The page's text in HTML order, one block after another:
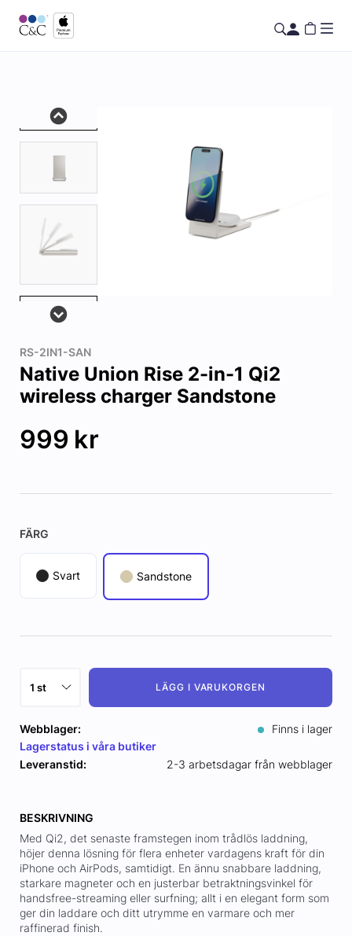
RS-2IN1-SAN
Native Union Rise 2-in-1 Qi2
wireless charger Sandstone
999 kr
FÄRG
Svart Sandstone
LÄGG I VARUKORGEN
Webblager:
Finns i lager
Lagerstatus i våra butiker
Leveranstid:
2-3 arbetsdagar från webblager
BESKRIVNING
Med Qi2, det senaste framstegen inom trådlös laddning,
höjer denna lösning för flera enheter vardagens kraft för din
iPhone och AirPods, samtidigt. En ännu snabbare laddning,
starkare magneter och en justerbar betraktningsvinkel för
handsfree-streaming eller surfning; allt i en elegant form som
ger din laddare och ditt utrymme en varmare och mer
raffinerad finish.